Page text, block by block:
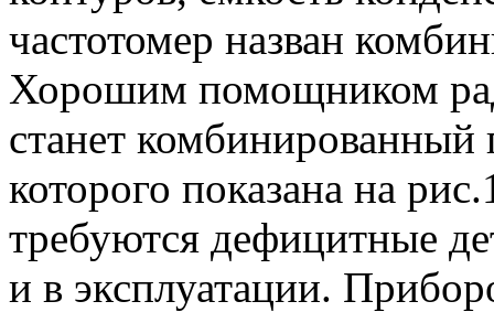
частотомер назван
Хорошим помощником
станет
которого показана на
требуются дефицитные
и в эксплуатации.